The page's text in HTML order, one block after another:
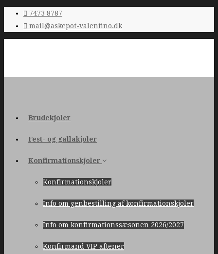
7473 8787
mail@askepot-valentino.dk
Brudekjoler
Fest- og gallakjoler
Konfirmationskjoler
Konfirmationskjoler
Info om genbestilling af konfirmationskjoler
Info om konfirmationssæsonen 2026/2027
Konfirmand VIP aftener